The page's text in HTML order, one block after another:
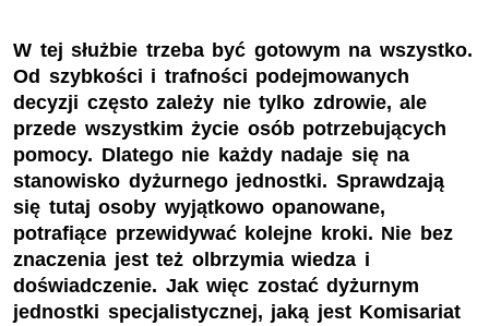
W tej służbie trzeba być gotowym na wszystko.
Od szybkości i trafności podejmowanych
decyzji często zależy nie tylko zdrowie, ale
przede wszystkim życie osób potrzebujących
pomocy. Dlatego nie każdy nadaje się na
stanowisko dyżurnego jednostki. Sprawdzają
się tutaj osoby wyjątkowo opanowane,
potrafiące przewidywać kolejne kroki. Nie bez
znaczenia jest też olbrzymia wiedza i
doświadczenie. Jak więc zostać dyżurnym
jednostki specjalistycznej, jaką jest Komisariat